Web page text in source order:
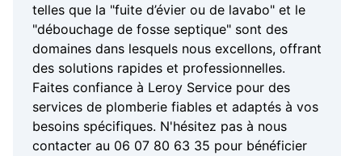
telles que la "fuite d’évier ou de lavabo" et le
"débouchage de fosse septique" sont des
domaines dans lesquels nous excellons, offrant
des solutions rapides et professionnelles.
Faites confiance à Leroy Service pour des
services de plomberie fiables et adaptés à vos
besoins spécifiques. N'hésitez pas à nous
contacter au 06 07 80 63 35 pour bénéficier